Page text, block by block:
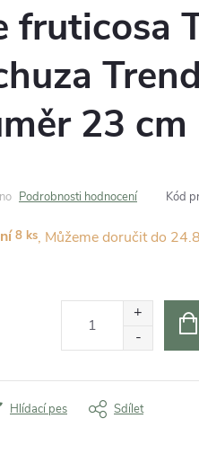
fruticosa
23 cm
Podrobnosti hodnocení Kód
8 ks
Hlídací pes Sdílet